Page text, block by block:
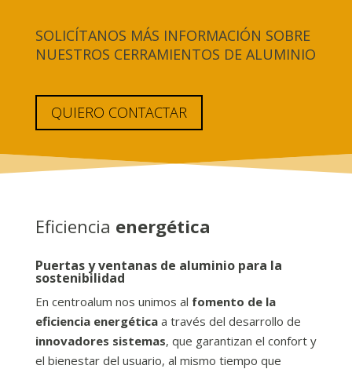
SOLICÍTANOS MÁS INFORMACIÓN SOBRE
NUESTROS CERRAMIENTOS DE ALUMINIO
QUIERO CONTACTAR
Eficiencia energética
Puertas y ventanas de aluminio para la
sostenibilidad
En centroalum nos unimos al fomento de la
eficiencia energéticaa través del desarrollo de
innovadores sistemas, que garantizan el confort y
el bienestar del usuario, al mismo tiempo que